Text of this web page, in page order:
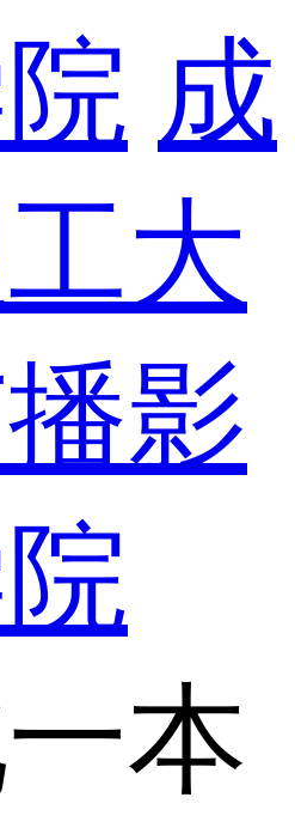
成
大
影
本